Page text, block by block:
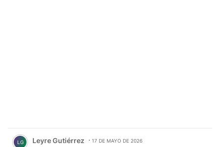
Comentario de Leyre Gutiérrez.
LG Leyre Gutiérrez 17 DE MAYO DE 2026